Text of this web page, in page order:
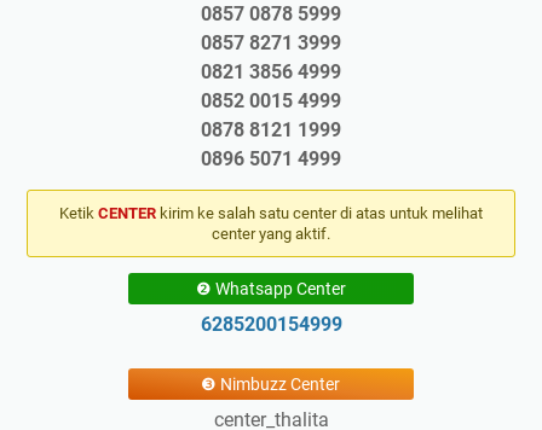
0857 0878 5999
0857 8271 3999
0821 3856 4999
0852 0015 4999
0878 8121 1999
0896 5071 4999
Ketik CENTER kirim ke salah satu center di atas untuk melihat
center yang aktif.
❷ Whatsapp Center
6285200154999
❸ Nimbuzz Center
center_thalita